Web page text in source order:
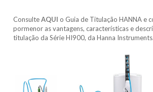
ConsulteAQUI o Guia de Titulação HANNA e
pormenor as vantagens, características e
titulação da Série HI900, da Hanna Instruments.